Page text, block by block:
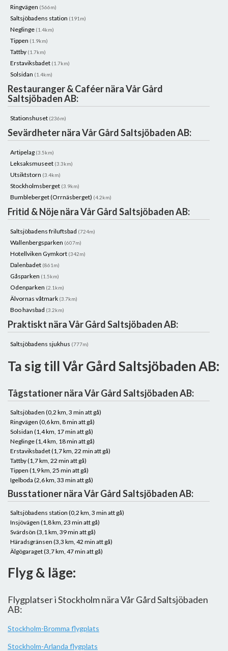
Ringvägen (566m)
Saltsjöbadens station (191m)
Neglinge (1.4km)
Tippen (1.9km)
Tattby (1.7km)
Erstaviksbadet (1.7km)
Solsidan (1.4km)
Restauranger & Caféer nära Vår Gård
Saltsjöbaden AB:
Stationshuset (236m)
Sevärdheter nära Vår Gård Saltsjöbaden AB:
Artipelag (3.5km)
Leksaksmuseet (3.3km)
Utsiktstorn (3.4km)
Stockholmsberget (3.9km)
Bumbleberget (Orrnäsberget) (4.2km)
Fritid & Nöje nära Vår Gård Saltsjöbaden AB:
Saltsjöbadens friluftsbad (724m)
Wallenbergsparken (607m)
Hotellviken Gymkort (342m)
Dalenbadet (861m)
Gåsparken (1.5km)
Odenparken (2.1km)
Älvornas våtmark (3.7km)
Boo havsbad (3.2km)
Praktiskt nära Vår Gård Saltsjöbaden AB:
Saltsjöbadens sjukhus (777m)
Ta sig till Vår Gård Saltsjöbaden AB:
Tågstationer nära Vår Gård Saltsjöbaden AB:
Saltsjöbaden (0,2 km, 3 min att gå)
Ringvägen (0,6 km, 8 min att gå)
Solsidan (1,4 km, 17 min att gå)
Neglinge (1,4 km, 18 min att gå)
Erstaviksbadet (1,7 km, 22 min att gå)
Tattby (1,7 km, 22 min att gå)
Tippen (1,9 km, 25 min att gå)
Igelboda (2,6 km, 33 min att gå)
Busstationer nära Vår Gård Saltsjöbaden AB:
Saltsjöbadens station (0,2 km, 3 min att gå)
Insjövägen (1,8 km, 23 min att gå)
Svärdsön (3,1 km, 39 min att gå)
Häradsgränsen (3,3 km, 42 min att gå)
Älgögaraget (3,7 km, 47 min att gå)
Flyg & läge:
Flygplatser i Stockholm nära Vår Gård Saltsjöbaden
AB:
Stockholm-Bromma flygplats
Stockholm-Arlanda flygplats